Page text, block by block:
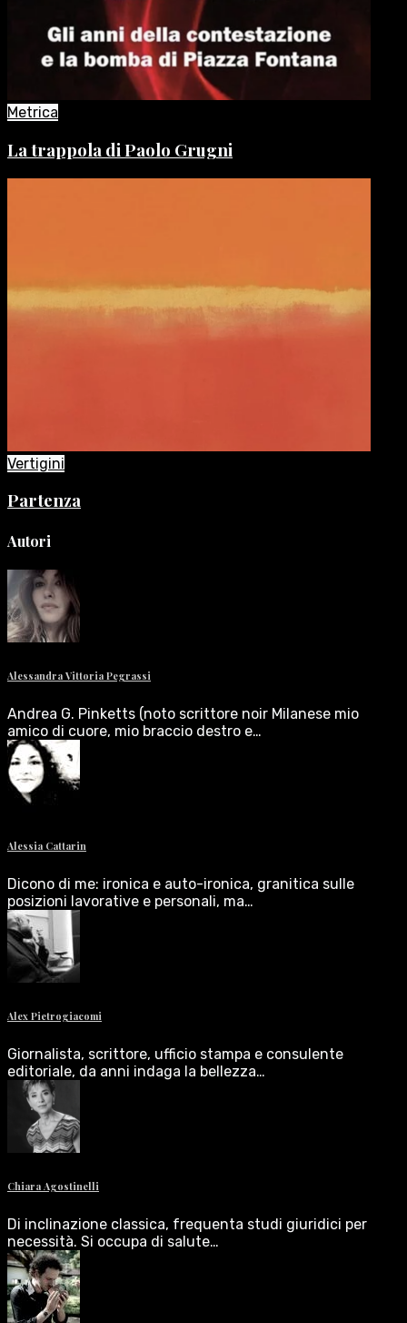
Metrica
La trappola di Paolo Grugni
Vertigini
Partenza
Autori
Alessandra Vittoria Pegrassi
Andrea G. Pinketts (noto scrittore noir Milanese mio
amico di cuore, mio braccio destro e…
Alessia Cattarin
Dicono di me: ironica e auto-ironica, granitica sulle
posizioni lavorative e personali, ma…
Alex Pietrogiacomi
Giornalista, scrittore, ufficio stampa e consulente
editoriale, da anni indaga la bellezza…
Chiara Agostinelli
Di inclinazione classica, frequenta studi giuridici per
necessità. Si occupa di salute…